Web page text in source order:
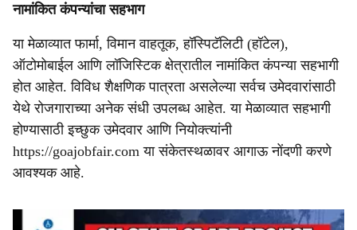
नामांकित कंपन्यांचा सहभाग
या मेळाव्यात फार्मा, विमान वाहतूक, हॉस्पिटॅलिटी (हॉटेल),
ऑटोमोबाईल आणि लॉजिस्टिक क्षेत्रातील नामांकित कंपन्या सहभागी
होत आहेत. विविध शैक्षणिक पात्रता असलेल्या सर्वच उमेदवारांसाठी
येथे रोजगाराच्या अनेक संधी उपलब्ध आहेत. या मेळाव्यात सहभागी
होण्यासाठी इच्छुक उमेदवार आणि नियोक्त्यांनी
https://goajobfair.com या संकेतस्थळावर आगाऊ नोंदणी करणे
आवश्यक आहे.